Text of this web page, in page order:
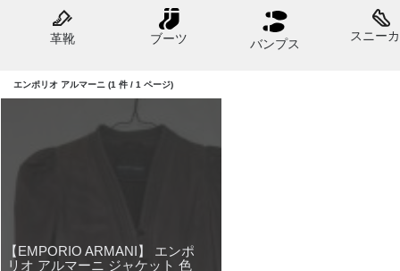
革靴 ブーツ バンプス
スニー
エンポリオ アルマーニ (1 件 / 1 ページ)
【EMPORIO ARMANI】 エンポ
リオ アルマーニ ジャケット 色